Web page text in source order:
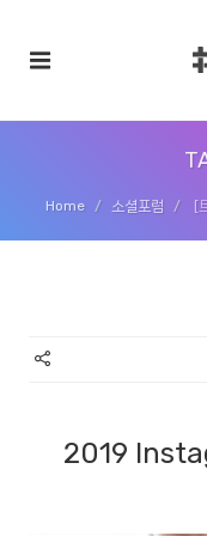
Home 소셜포럼 [
2019